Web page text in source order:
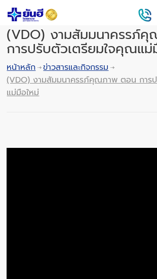
(VDO) งามสัมมนาครรภ์
การปรับตัวเตรียมใจคุณแม่
หน้าหลัก
ข่าวสารและกิจกรรม
(VDO) งามสัมมนาครรภ์คุณภาพ ตอน การ
แม่มือใหม่